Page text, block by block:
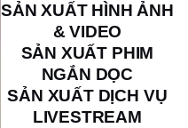
SẢN XUẤT HÌNH ẢNH
& VIDEO
SẢN XUẤT PHIM
NGẮN DỌC
SẢN XUẤT DỊCH VỤ
LIVESTREAM